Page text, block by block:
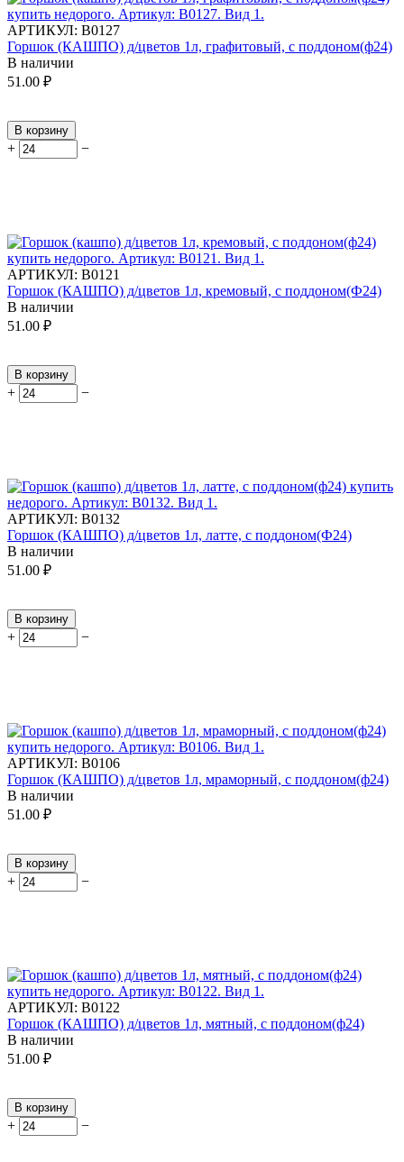
АРТИКУЛ: В0127
Горшок (КАШПО) д/цветов 1л, графитовый, с поддоном(ф24)
В наличии
51.00 ₽
В корзину
+ −
АРТИКУЛ: В0121
Горшок (КАШПО) д/цветов 1л, кремовый, с поддоном(Ф24)
В наличии
51.00 ₽
В корзину
+ −
АРТИКУЛ: В0132
Горшок (КАШПО) д/цветов 1л, латте, с поддоном(Ф24)
В наличии
51.00 ₽
В корзину
+ −
АРТИКУЛ: В0106
Горшок (КАШПО) д/цветов 1л, мраморный, с поддоном(ф24)
В наличии
51.00 ₽
В корзину
+ −
АРТИКУЛ: В0122
Горшок (КАШПО) д/цветов 1л, мятный, с поддоном(ф24)
В наличии
51.00 ₽
В корзину
+ −